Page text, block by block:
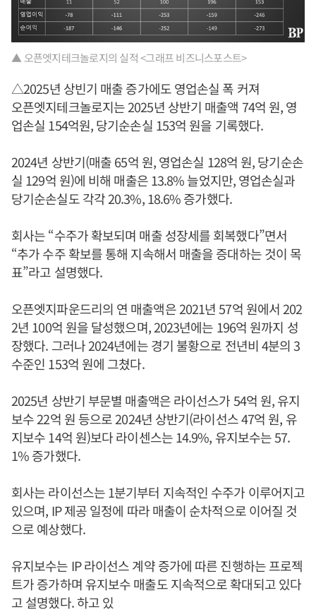
▲ 오픈엣지테크놀로지의 실적 <그래프 비즈니스포스트>
△2025년 상빈기 매출 증가에도 영업손실 폭 커져
오픈엣지테크놀로지는 2025년 상반기 매출액 74억 원, 영
업손실 154억원, 당기순손실 153억 원을 기록했다.
2024년 상반기(매출 65억 원, 영업손실 128억 원, 당기순손
실 129억 원)에 비해 매출은 13.8% 늘었지만, 영업손실과
당기순손실도 각각 20.3%, 18.6% 증가했다.
회사는 “수주가 확보되며 매출 성장세를 회복했다”면서
“추가 수주 확보를 통해 지속해서 매출을 증대하는 것이 목
표”라고 설명했다.
오픈엣지파운드리의 연 매출액은 2021년 57억 원에서 202
2년 100억 원을 달성했으며, 2023년에는 196억 원까지 성
장했다. 그러나 2024년에는 경기 불황으로 전년비 4분의 3
수준인 153억 원에 그쳤다.
2025년 상반기 부문별 매출액은 라이선스가 54억 원, 유지
보수 22억 원 등으로 2024년 상반기(라이선스 47억 원, 유
지보수 14억 원)보다 라이센스는 14.9%, 유지보수는 57.
1% 증가했다.
회사는 라이선스는 1분기부터 지속적인 수주가 이루어지고
있으며, IP 제공 일정에 따라 매출이 순차적으로 이어질 것
으로 예상했다.
유지보수는 IP 라이선스 계약 증가에 따른 진행하는 프로젝
트가 증가하며 유지보수 매출도 지속적으로 확대되고 있다
고 설명했다. 하고 있